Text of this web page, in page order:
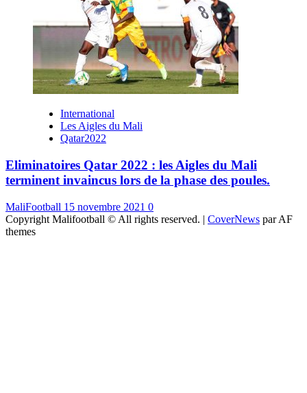
International
Les Aigles du Mali
Qatar2022
Eliminatoires Qatar 2022 : les Aigles du Mali
terminent invaincus lors de la phase des poules.
MaliFootball 15 novembre 2021 0
Copyright Malifootball © All rights reserved. | CoverNews par AF
themes